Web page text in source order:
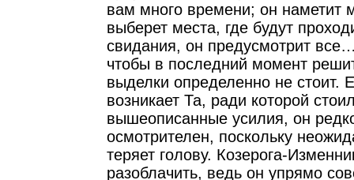
вам много времени; он наметит
выберет места, где будут
свидания, он предусмотрит
чтобы в последний момент
выделки определенно не стоит.
возникает Та, ради которой
вышеописанные усилия, он
осмотрителен, поскольку
теряет голову. Козерога-
разоблачить, ведь он упрямо